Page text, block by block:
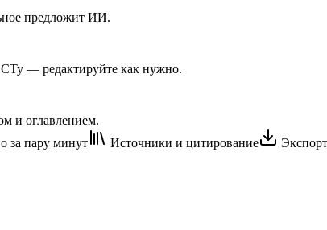
предложит ИИ.
— редактируйте как нужно.
и оглавлением.
за пару минут Источники и цитирование